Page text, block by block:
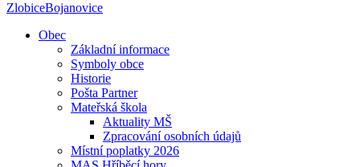
ZlobiceBojanovice
Obec
Základní informace
Symboly obce
Historie
Pošta Partner
Mateřská škola
Aktuality MŠ
Zpracování osobních údajů
Místní poplatky 2026